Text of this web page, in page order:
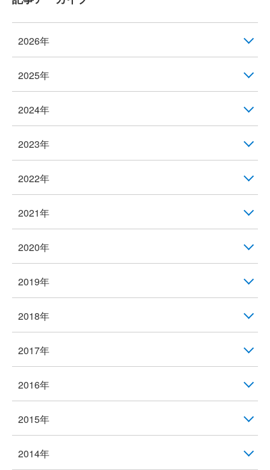
2026年
2025年
2024年
2023年
2022年
2021年
2020年
2019年
2018年
2017年
2016年
2015年
2014年